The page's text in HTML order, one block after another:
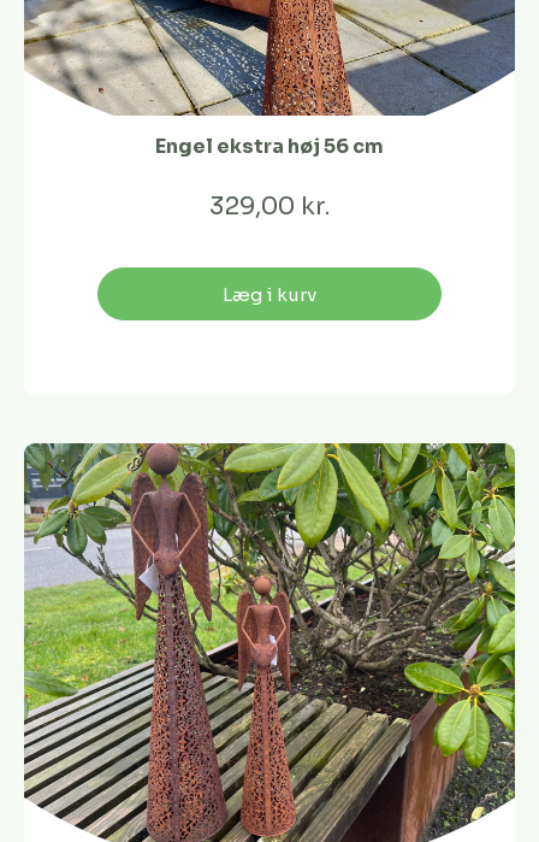
Engel ekstra høj 56 cm
329,00 kr.
Læg i kurv